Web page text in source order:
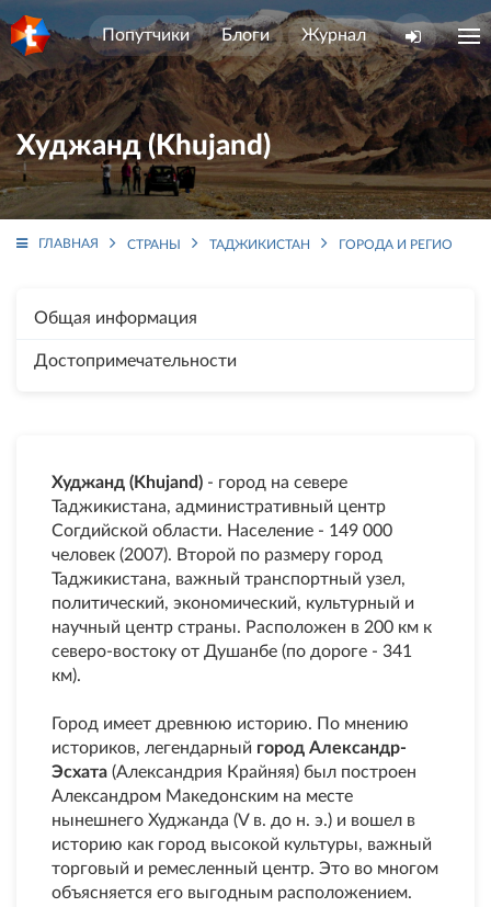
Попутчики Блоги Журнал
Худжанд (Khujand)
ГЛАВНАЯ СТРАНЫ ТАДЖИКИСТАН ГОРОДА И РЕГИОНЫ
Общая информация
Достопримечательности
Худжанд (Khujand) - город на севере
Таджикистана, административный центр
Согдийской области. Население - 149 000
человек (2007). Второй по размеру город
Таджикистана, важный транспортный узел,
политический, экономический, культурный и
научный центр страны. Расположен в 200 км к
северо-востоку от Душанбе (по дороге - 341
км).
Город имеет древнюю историю. По мнению
историков, легендарный город Александр-
Эсхата (Александрия Крайняя) был построен
Александром Македонским на месте
нынешнего Худжанда (V в. до н. э.) и вошел в
историю как город высокой культуры, важный
торговый и ремесленный центр. Это во многом
объясняется его выгодным расположением.